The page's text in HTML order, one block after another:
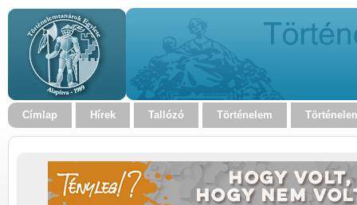
Címlap Hírek Tallózó Történelem